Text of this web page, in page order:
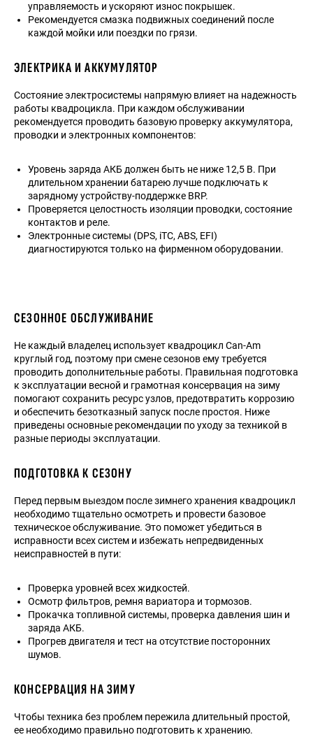
управляемость и ускоряют износ покрышек.
Рекомендуется смазка подвижных соединений после
каждой мойки или поездки по грязи.
ЭЛЕКТРИКА И АККУМУЛЯТОР
Состояние электросистемы напрямую влияет на надежность
работы квадроцикла. При каждом обслуживании
рекомендуется проводить базовую проверку аккумулятора,
проводки и электронных компонентов:
Уровень заряда АКБ должен быть не ниже 12,5 В. При
длительном хранении батарею лучше подключать к
зарядному устройству-поддержке BRP.
Проверяется целостность изоляции проводки, состояние
контактов и реле.
Электронные системы (DPS, iTC, ABS, EFI)
диагностируются только на фирменном оборудовании.
СЕЗОННОЕ ОБСЛУЖИВАНИЕ
Не каждый владелец использует квадроцикл Can-Am
круглый год, поэтому при смене сезонов ему требуется
проводить дополнительные работы. Правильная подготовка
к эксплуатации весной и грамотная консервация на зиму
помогают сохранить ресурс узлов, предотвратить коррозию
и обеспечить безотказный запуск после простоя. Ниже
приведены основные рекомендации по уходу за техникой в
разные периоды эксплуатации.
ПОДГОТОВКА К СЕЗОНУ
Перед первым выездом после зимнего хранения квадроцикл
необходимо тщательно осмотреть и провести базовое
техническое обслуживание. Это поможет убедиться в
исправности всех систем и избежать непредвиденных
неисправностей в пути:
Проверка уровней всех жидкостей.
Осмотр фильтров, ремня вариатора и тормозов.
Прокачка топливной системы, проверка давления шин и
заряда АКБ.
Прогрев двигателя и тест на отсутствие посторонних
шумов.
КОНСЕРВАЦИЯ НА ЗИМУ
Чтобы техника без проблем пережила длительный простой,
ее необходимо правильно подготовить к хранению.